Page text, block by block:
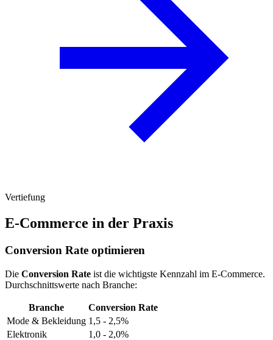
Vertiefung
E-Commerce in der Praxis
Conversion Rate optimieren
Die Conversion Rate ist die wichtigste Kennzahl im E-Commerce.
Durchschnittswerte nach Branche:
Branche
Conversion Rate
Mode & Bekleidung 1,5 - 2,5%
Elektronik
1,0 - 2,0%